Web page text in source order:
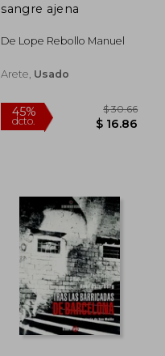
dcto. $
sangre ajena
De Lope Rebollo Manuel
Arete, Usado